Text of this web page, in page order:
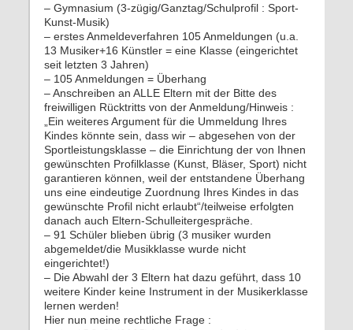
– Gymnasium (3-zügig/Ganztag/Schulprofil : Sport-
Kunst-Musik)
– erstes Anmeldeverfahren 105 Anmeldungen (u.a.
13 Musiker+16 Künstler = eine Klasse (eingerichtet
seit letzten 3 Jahren)
– 105 Anmeldungen = Überhang
– Anschreiben an ALLE Eltern mit der Bitte des
freiwilligen Rücktritts von der Anmeldung/Hinweis :
„Ein weiteres Argument für die Ummeldung Ihres
Kindes könnte sein, dass wir – abgesehen von der
Sportleistungsklasse – die Einrichtung der von Ihnen
gewünschten Profilklasse (Kunst, Bläser, Sport) nicht
garantieren können, weil der entstandene Überhang
uns eine eindeutige Zuordnung Ihres Kindes in das
gewünschte Profil nicht erlaubt“/teilweise erfolgten
danach auch Eltern-Schulleitergespräche.
– 91 Schüler blieben übrig (3 musiker wurden
abgemeldet/die Musikklasse wurde nicht
eingerichtet!)
– Die Abwahl der 3 Eltern hat dazu geführt, dass 10
weitere Kinder keine Instrument in der Musikerklasse
lernen werden!
Hier nun meine rechtliche Frage :